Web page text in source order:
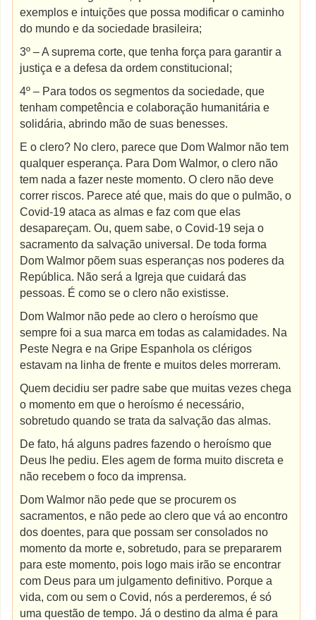
exemplos e intuições que possa modificar o caminho
do mundo e da sociedade brasileira;
3º – A suprema corte, que tenha força para garantir a
justiça e a defesa da ordem constitucional;
4º – Para todos os segmentos da sociedade, que
tenham competência e colaboração humanitária e
solidária, abrindo mão de suas benesses.
E o clero? No clero, parece que Dom Walmor não tem
qualquer esperança. Para Dom Walmor, o clero não
tem nada a fazer neste momento. O clero não deve
correr riscos. Parece até que, mais do que o pulmão, o
Covid-19 ataca as almas e faz com que elas
desapareçam. Ou, quem sabe, o Covid-19 seja o
sacramento da salvação universal. De toda forma
Dom Walmor põem suas esperanças nos poderes da
República. Não será a Igreja que cuidará das
pessoas. É como se o clero não existisse.
Dom Walmor não pede ao clero o heroísmo que
sempre foi a sua marca em todas as calamidades. Na
Peste Negra e na Gripe Espanhola os clérigos
estavam na linha de frente e muitos deles morreram.
Quem decidiu ser padre sabe que muitas vezes chega
o momento em que o heroísmo é necessário,
sobretudo quando se trata da salvação das almas.
De fato, há alguns padres fazendo o heroísmo que
Deus lhe pediu. Eles agem de forma muito discreta e
não recebem o foco da imprensa.
Dom Walmor não pede que se procurem os
sacramentos, e não pede ao clero que vá ao encontro
dos doentes, para que possam ser consolados no
momento da morte e, sobretudo, para se prepararem
para este momento, pois logo mais irão se encontrar
com Deus para um julgamento definitivo. Porque a
vida, com ou sem o Covid, nós a perderemos, é só
uma questão de tempo. Já o destino da alma é para